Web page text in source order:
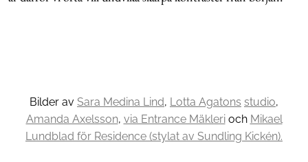
Bilder av Sara Medina Lind, Lotta Agatons studio,
Amanda Axelsson, via Entrance Mäklerioch Mikael
Lundblad för Residence (stylat av Sundling Kickén).